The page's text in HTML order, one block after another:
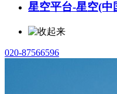
星空平台-星空(中
020-87566596